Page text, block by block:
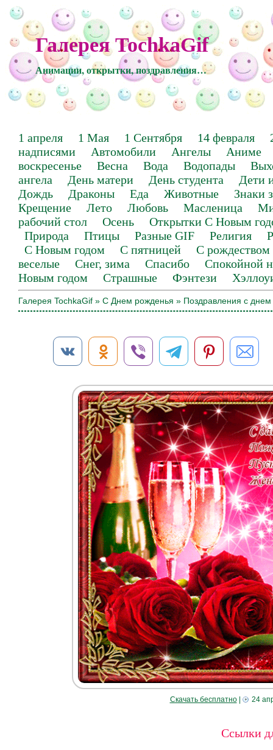
Галерея TochkaGif
Анимации, открытки, поздравления…
1 апреля 1 Мая 1 Сентября 14 февраля
надписями
Автомобили Ангелы
Аниме
воскресенье
Весна Вода Водопады
ангела
День матери День студента
Дети
Дождь
Драконы Еда Животные
Знаки
Крещение
Лето Любовь Масленица
рабочий стол
Осень
Открытки С Новым
Природа
Птицы Разные GIF Религия
С Новым годом
С пятницей
С рождеством
веселые
Снег, зима Спасибо
Спокойной
Новым годом
Страшные Фэнтези
Галерея TochkaGif » С Днем рожденья » Поздравления с
Скачать бесплатно| 24
Ссылки